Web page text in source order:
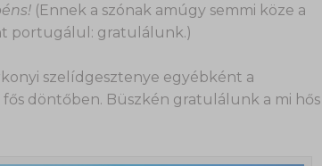
(Ennek a szónak amúgy semmi köze a
portugálul: gratulálunk.)
szelídgesztenye egyébként a
döntőben. Büszkén gratulálunk a mi hős